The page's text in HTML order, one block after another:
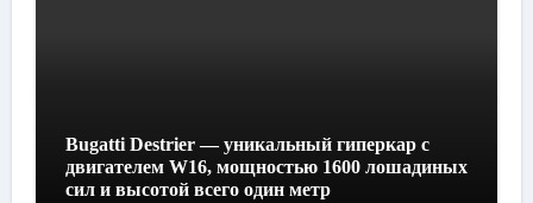
Bugatti Destrier — уникальный гиперкар с
двигателем W16, мощностью 1600 лошадиных
сил и высотой всего один метр